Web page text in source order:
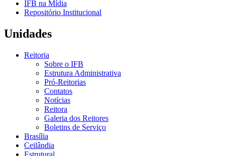
IFB na Mídia
Repositório Institucional
Unidades
Reitoria
Sobre o IFB
Estrutura Administrativa
Pró-Reitorias
Contatos
Notícias
Reitora
Galeria dos Reitores
Boletins de Serviço
Brasília
Ceilândia
Estrutural